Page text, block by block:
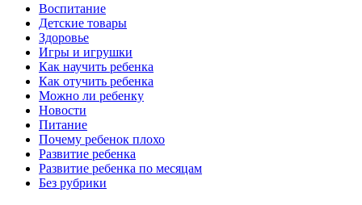
Воспитание
Детские товары
Здоровье
Игры и игрушки
Как научить ребенка
Как отучить ребенка
Можно ли ребенку
Новости
Питание
Почему ребенок плохо
Развитие ребенка
Развитие ребенка по месяцам
Без рубрики